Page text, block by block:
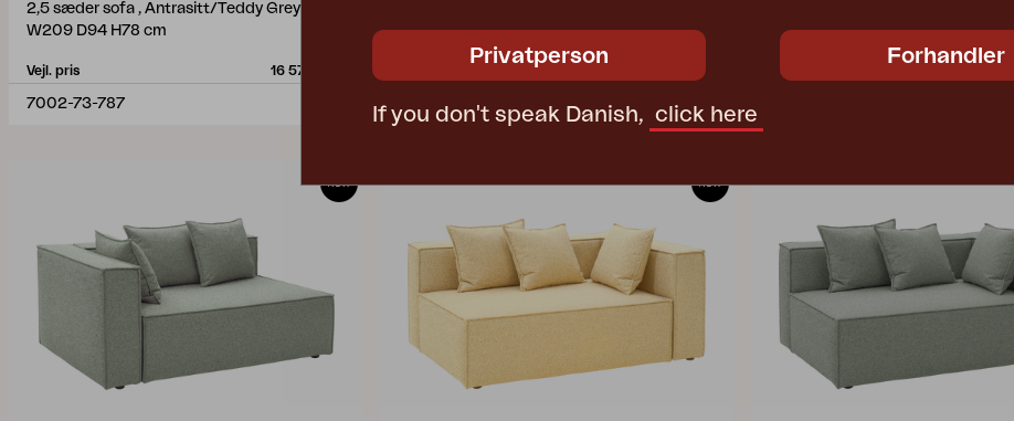
2,5 sæder sofa , Antrasitt/Teddy Grey
W209 D94 H78 cm
Vejl. pris 16 575 DKK
7002-73-787
W140 D100 H75 cm
16 420 DKK
1305R-271
W140 D100 H75 cm
Vejl. pris
Privatperson Forhandler
If you don't speak Danish, click here